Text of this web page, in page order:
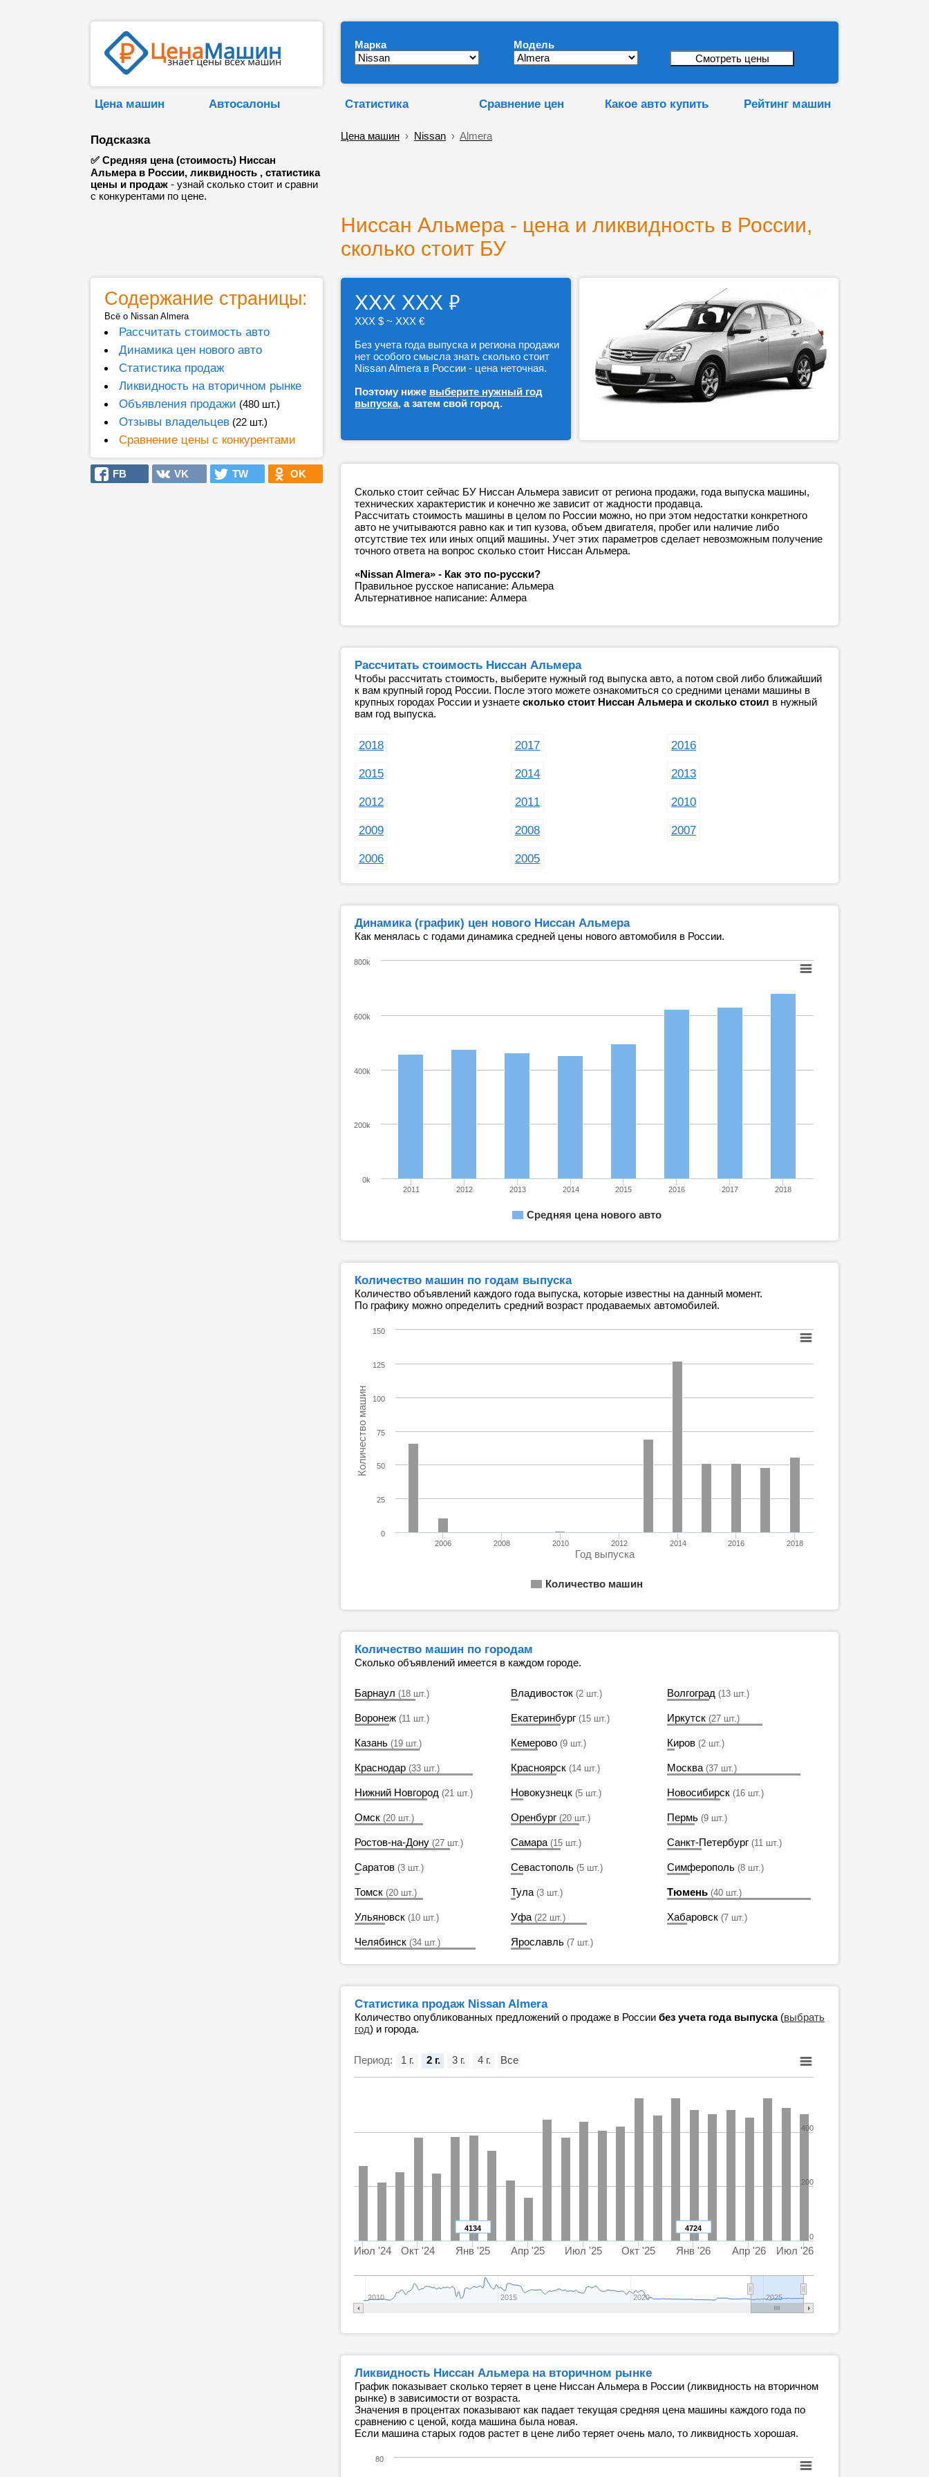
Марка Модель
Цена машин Автосалоны Статистика Сравнение цен Какое авто купить Рейтинг машин
Подсказка
✅ Средняя цена (стоимость) Ниссан
Альмера в России, ликвидность , статистика
цены и продаж - узнай сколько стоит и сравни
с конкурентами по цене.
Цена машин › Nissan › Almera
Ниссан Альмера - цена и ликвидность в России,
сколько стоит БУ
Содержание страницы:
Всё о Nissan Almera
Рассчитать стоимость авто
Динамика цен нового авто
Статистика продаж
Ликвидность на вторичном рынке
Объявления продажи (480 шт.)
Отзывы владельцев (22 шт.)
Сравнение цены с конкурентами
FB VK TW OK
ХХХ ХХХ ₽
ХХХ $ ~ ХХХ €
Без учета года выпуска и региона продажи
нет особого смысла знать сколько стоит
Nissan Almera в России - цена неточная.
Поэтому ниже выберите нужный год
выпуска, а затем свой город.
Сколько стоит сейчас БУ Ниссан Альмера зависит от региона продажи, года выпуска машины,
технических характеристик и конечно же зависит от жадности продавца.
Рассчитать стоимость машины в целом по России можно, но при этом недостатки конкретного
авто не учитываются равно как и тип кузова, объем двигателя, пробег или наличие либо
отсутствие тех или иных опций машины. Учет этих параметров сделает невозможным получение
точного ответа на вопрос сколько стоит Ниссан Альмера.
«Nissan Almera» - Как это по-русски?
Правильное русское написание: Альмера
Альтернативное написание: Алмера
Рассчитать стоимость Ниссан Альмера
Чтобы рассчитать стоимость, выберите нужный год выпуска авто, а потом свой либо ближайший
к вам крупный город России. После этого можете ознакомиться со средними ценами машины в
крупных городах России и узнаете сколько стоит Ниссан Альмера и сколько стоил в нужный
вам год выпуска.
2018 2017 2016
2015 2014 2013
2012 2011 2010
2009 2008 2007
2006 2005
Динамика (график) цен нового Ниссан Альмера
Как менялась с годами динамика средней цены нового автомобиля в России.
Средняя цена нового авто
2011 2012 2013 2014 2015 2016 2017 2018
0k
200k
400k
600k
800k
Количество машин по годам выпуска
Количество объявлений каждого года выпуска, которые известны на данный момент.
По графику можно определить средний возраст продаваемых автомобилей.
Год выпуска
Количество машин
Количество машин
2006 2008 2010 2012 2014 2016 2018
0
25
50
75
100
125
150
Количество машин по городам
Сколько объявлений имеется в каждом городе.
Барнаул (18 шт.) Владивосток (2 шт.) Волгоград (13 шт.)
Воронеж (11 шт.) Екатеринбург (15 шт.) Иркутск (27 шт.)
Казань (19 шт.) Кемерово (9 шт.) Киров (2 шт.)
Краснодар (33 шт.) Красноярск (14 шт.) Москва (37 шт.)
Нижний Новгород (21 шт.) Новокузнецк (5 шт.) Новосибирск (16 шт.)
Омск (20 шт.) Оренбург (20 шт.) Пермь (9 шт.)
Ростов-на-Дону (27 шт.) Самара (15 шт.) Санкт-Петербург (11 шт.)
Саратов (3 шт.) Севастополь (5 шт.) Симферополь (8 шт.)
Томск (20 шт.) Тула (3 шт.) Тюмень (40 шт.)
Ульяновск (10 шт.) Уфа (22 шт.) Хабаровск (7 шт.)
Челябинск (34 шт.) Ярославль (7 шт.)
Статистика продаж Nissan Almera
Количество опубликованных предложений о продаже в России без учета года выпуска(выбрать
год) и города.
Период:
4724
4134
Июл '24 Окт '24 Янв '25 Апр '25 Июл '25 Окт '25 Янв '26 Апр '26 Июл '26
2010 2015 2020 2025
0
200
400
1 г. 2 г. 3 г. 4 г. Все
Ликвидность Ниссан Альмера на вторичном рынке
График показывает сколько теряет в цене Ниссан Альмера в России (ликвидность на вторичном
рынке) в зависимости от возраста.
Значения в процентах показывают как падает текущая средняя цена машины каждого года по
сравнению с ценой, когда машина была новая.
Если машина старых годов растет в цене либо теряет очень мало, то ликвидность хорошая.
80